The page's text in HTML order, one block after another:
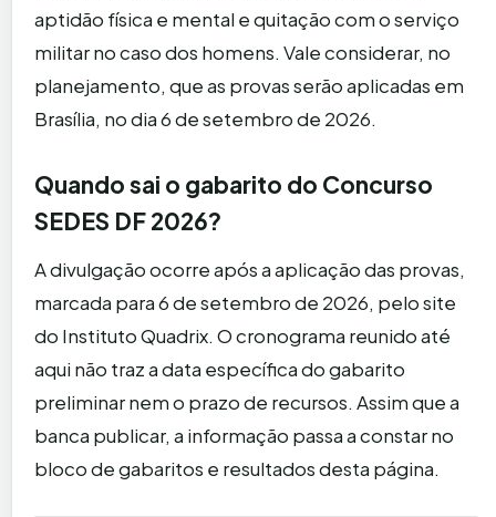
aptidão física e mental e quitação com o serviço
militar no caso dos homens. Vale considerar, no
planejamento, que as provas serão aplicadas em
Brasília, no dia 6 de setembro de 2026.
Quando sai o gabarito do Concurso
SEDES DF 2026?
A divulgação ocorre após a aplicação das provas,
marcada para 6 de setembro de 2026, pelo site
do Instituto Quadrix. O cronograma reunido até
aqui não traz a data específica do gabarito
preliminar nem o prazo de recursos. Assim que a
banca publicar, a informação passa a constar no
bloco de gabaritos e resultados desta página.